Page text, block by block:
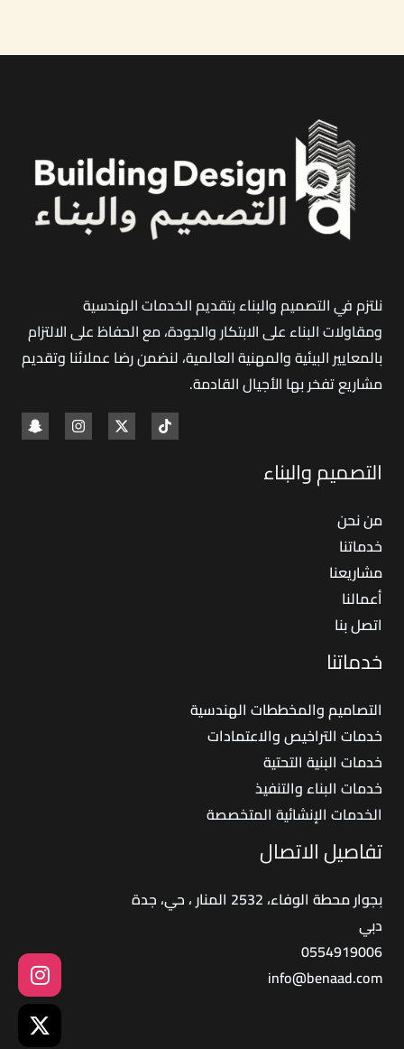
جدة
التصميم
والبناء
0554919006
نلتزم في التصميم والبناء بتقديم الخدمات الهندسية
ومقاولات البناء على الابتكار والجودة، مع الحفاظ على الالتزام
بالمعايير البيئية والمهنية العالمية، لنضمن رضا عملائنا وتقديم
مشاريع تفخر بها الأجيال القادمة.
التصميم والبناء
من نحن
خدماتنا
مشاريعنا
أعمالنا
اتصل بنا
خدماتنا
التصاميم والمخططات الهندسية
خدمات التراخيص والاعتمادات
خدمات البنية التحتية
خدمات البناء والتنفيذ
الخدمات الإنشائية المتخصصة
تفاصيل الاتصال
بجوار محطة الوفاء، 2532 المنار ، حي، جدة
دبي
0554919006
info@benaad.com